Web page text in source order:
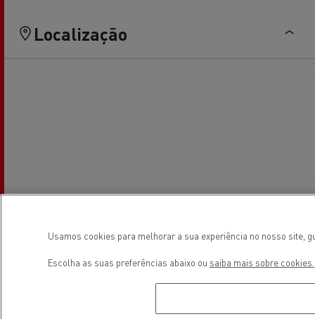
Localização
Usamos cookies para melhorar a sua experiência no nosso site,
Escolha as suas preferências abaixo ou saiba mais sobre cookies.